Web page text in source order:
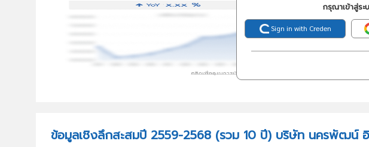
กรุณาเข้าสู่ร
Sign in with Creden
ข้อมูลเชิงลึกสะสมปี 2559-2568 (รวม 10 ปี) บริษัท นครพัฒน์